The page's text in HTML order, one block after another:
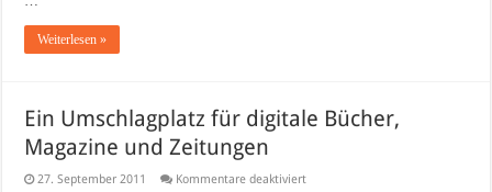
Weiterlesen »
Ein Umschlagplatz für digitale Bücher,
Magazine und Zeitungen
27. September 2011 Kommentare deaktiviertfür